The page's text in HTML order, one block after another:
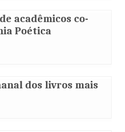
acadêmicos co-
Poética
dos livros mais